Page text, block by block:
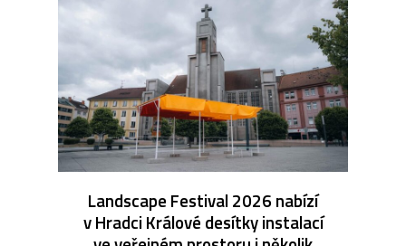
Landscape Festival 2026 nabízí
v Hradci Králové desítky instalací